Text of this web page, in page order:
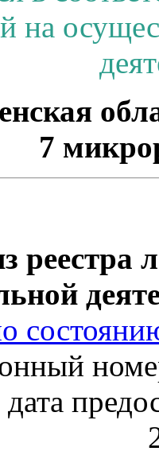
на
7
реестра
дата